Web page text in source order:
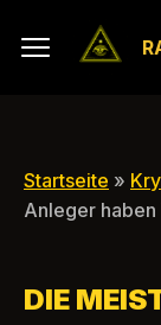
Startseite »
Anleger
DIE